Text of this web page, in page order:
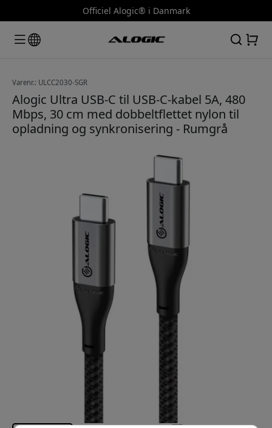
Officiel Alogic® i Danmark
Varenr.: ULCC2030-SGR
Alogic Ultra USB-C til USB-C-kabel 5A, 480
Mbps, 30 cm med dobbeltflettet nylon til
opladning og synkronisering - Rumgrå